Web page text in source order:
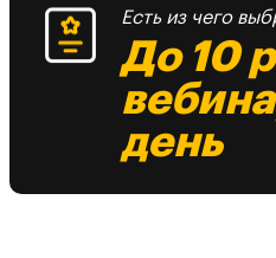
Есть из чего
До 10
день